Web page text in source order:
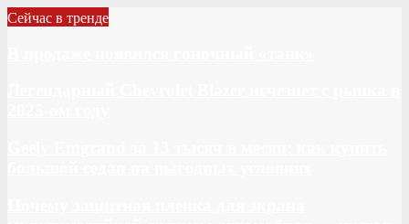
Сейчас в тренде